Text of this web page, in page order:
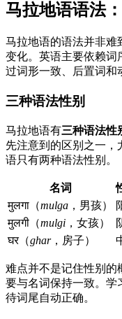
马拉地语语法
马拉地语的语法并非难
变化。英语主要依赖词
过词形一致、后置词和
三种语法性别
马拉地语有三种语法性
先注意到的区别之一
语只有两种语法性别。
名词
मुलगा（mulga ，男孩）
मुलगी（mulgi ，女孩）
घर（ghar，房子）
难点并不是记住性别的
要与名词保持一致。学
待词尾自动正确。